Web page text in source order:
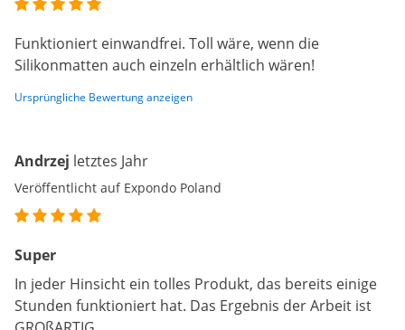
Funktioniert einwandfrei. Toll wäre, wenn die
Silikonmatten auch einzeln erhältlich wären!
Ursprüngliche Bewertung anzeigen
Andrzej letztes Jahr
Veröffentlicht auf Expondo Poland
Super
In jeder Hinsicht ein tolles Produkt, das bereits einige
Stunden funktioniert hat. Das Ergebnis der Arbeit ist